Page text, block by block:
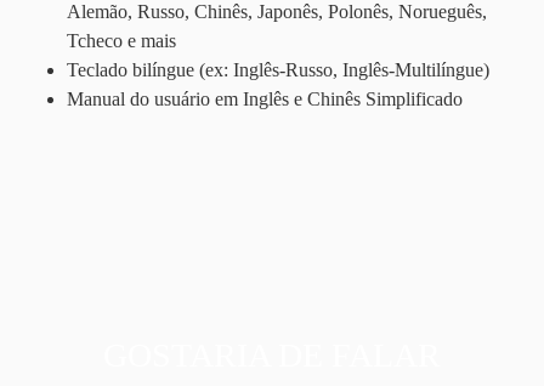
Alemão, Russo, Chinês, Japonês, Polonês, Norueguês,
Tcheco e mais
Teclado bilíngue (ex: Inglês-Russo, Inglês-Multilíngue)
Manual do usuário em Inglês e Chinês Simplificado